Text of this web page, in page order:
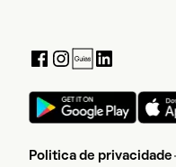
Politica de privacidade